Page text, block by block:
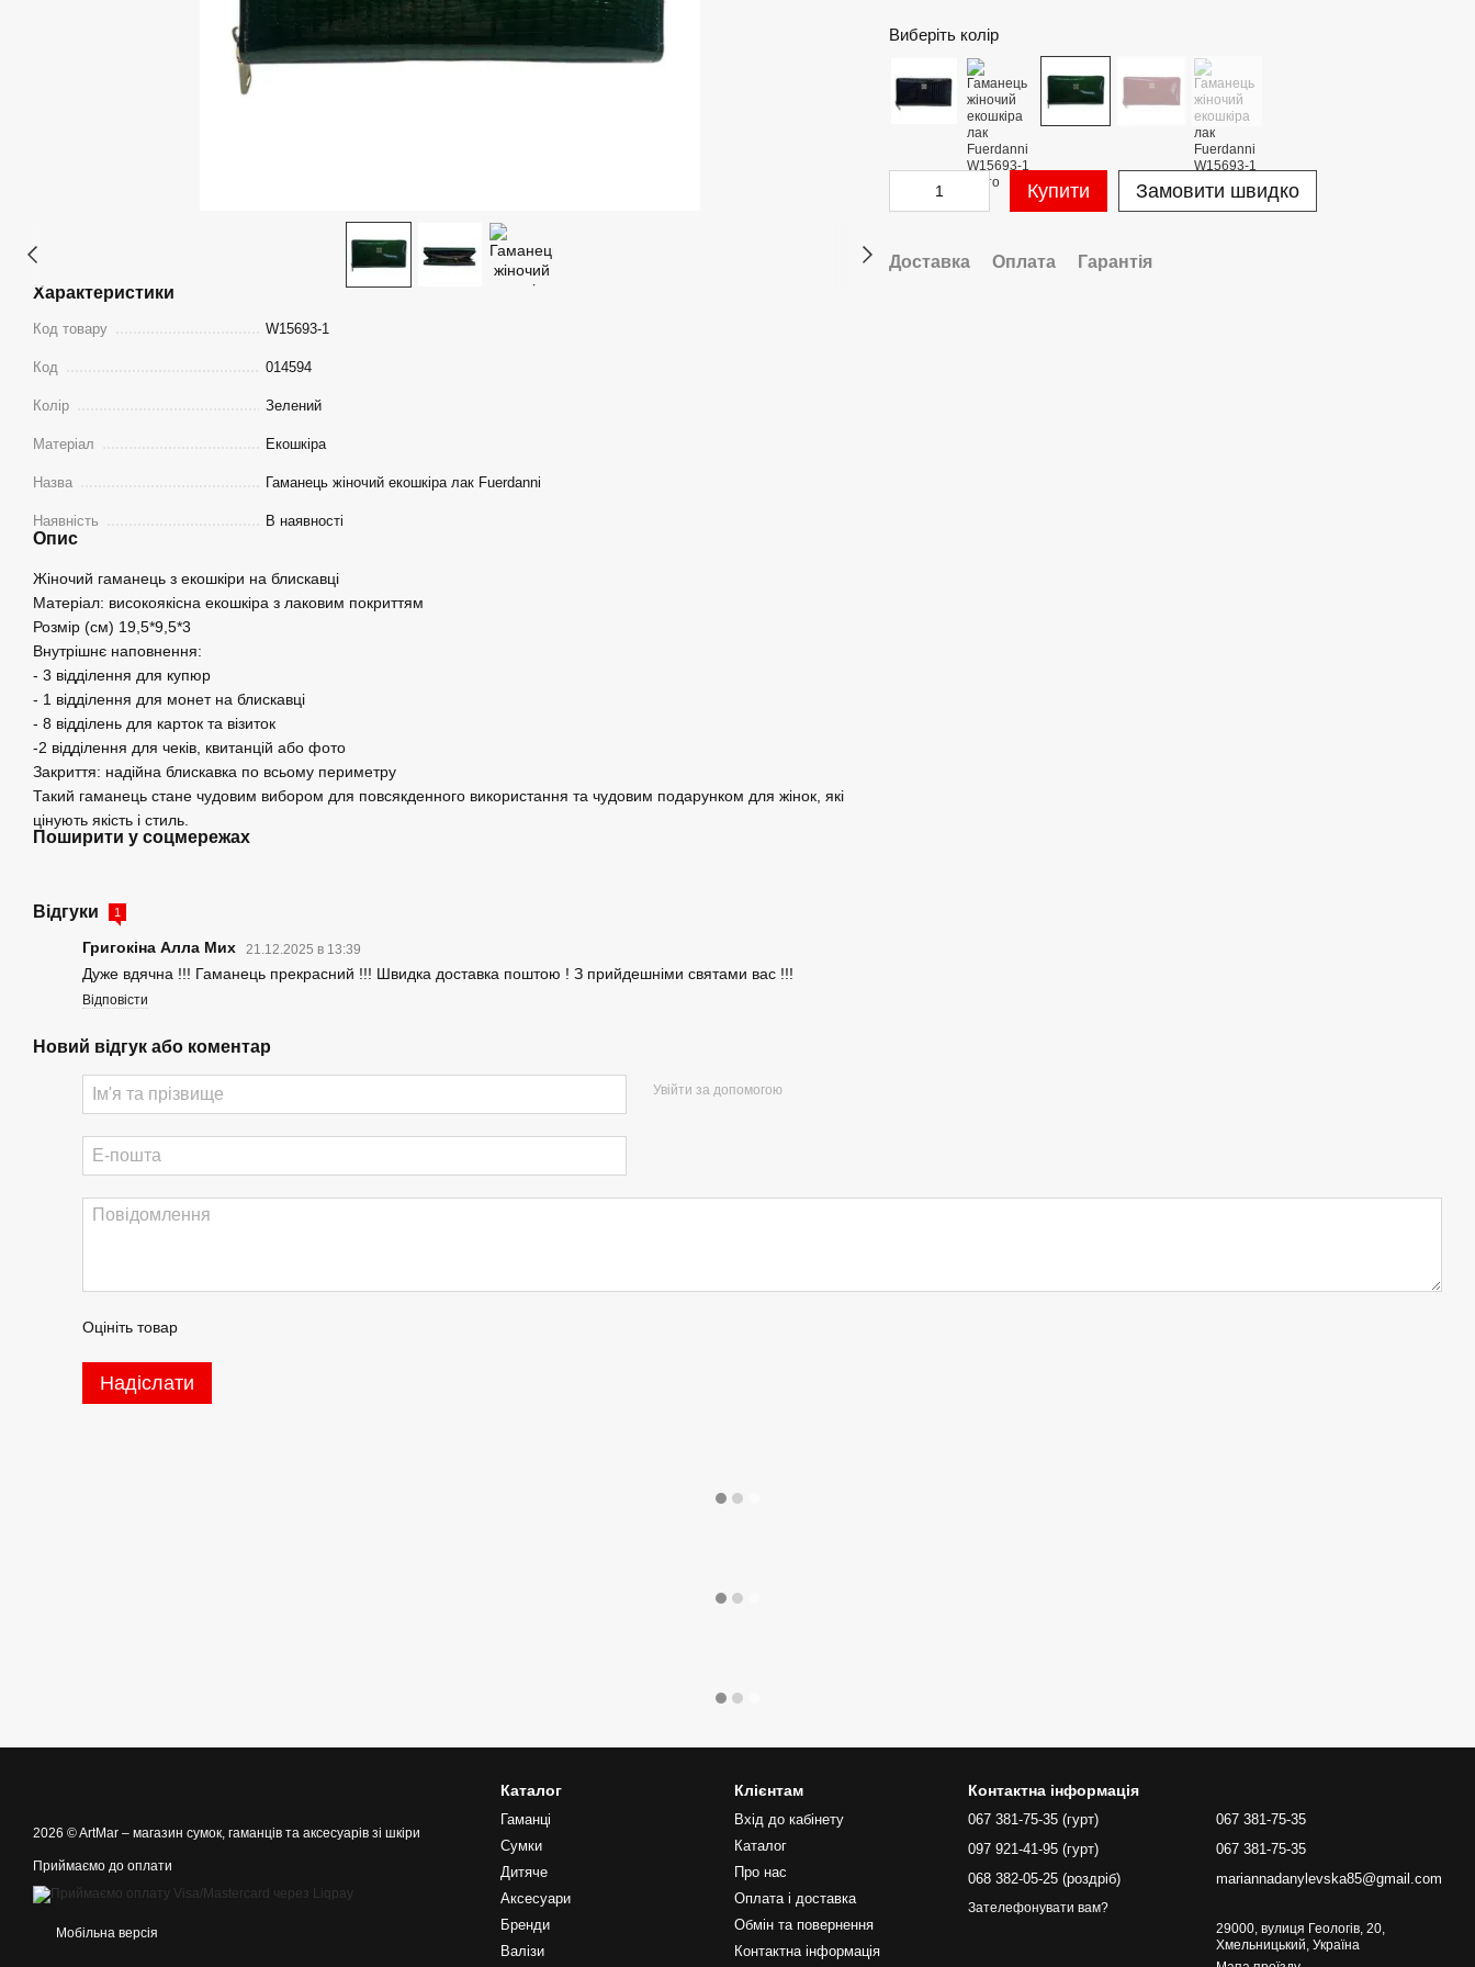
Характеристики
Код товару W15693-1
Код 014594
Колір Зелений
Матеріал Екошкіра
Назва Гаманець жіночий екошкіра лак Fuerdanni
Наявність В наявності
Опис
Жіночий гаманець з екошкіри на блискавці
Матеріал: високоякісна екошкіра з лаковим покриттям
Розмір (см) 19,5*9,5*3
Внутрішнє наповнення:
- 3 відділення для купюр
- 1 відділення для монет на блискавці
- 8 відділень для карток та візиток
-2 відділення для чеків, квитанцій або фото
Закриття: надійна блискавка по всьому периметру
Такий гаманець стане чудовим вибором для повсякденного використання та чудовим подарунком для жінок, які
цінують якість і стиль.
Поширити у соцмережах
Виберіть колір
Купити Замовити швидко
Доставка Оплата Гарантія
Відгуки 1
Григокіна Алла Мих 21.12.2025 в 13:39
Дуже вдячна !!! Гаманець прекрасний !!! Швидка доставка поштою ! З прийдешніми святами вас !!!
Відповісти
Новий відгук або коментар
Увійти за допомогою
Оцініть товар
Надіслати
2026 © ArtMar – магазин сумок, гаманців та аксесуарів зі шкіри
Приймаємо до оплати
Мобільна версія
Каталог
Гаманці
Сумки
Дитяче
Аксесуари
Бренди
Валізи
Клієнтам
Вхід до кабінету
Каталог
Про нас
Оплата і доставка
Обмін та повернення
Контактна інформація
Контактна інформація
067 381-75-35 (гурт)
097 921-41-95 (гурт)
068 382-05-25 (роздріб)
Зателефонувати вам?
067 381-75-35
067 381-75-35
mariannadanylevska85@gmail.com
29000, вулиця Геологів, 20,
Хмельницький, Україна